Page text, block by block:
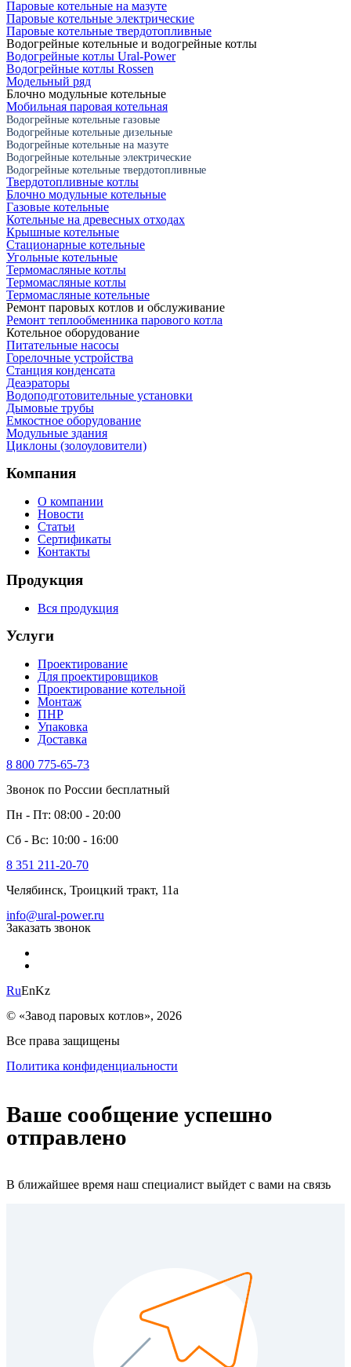
Паровые котельные на мазуте
Паровые котельные электрические
Паровые котельные твердотопливные
Водогрейные котельные и водогрейные котлы
Водогрейные котлы Ural-Power
Водогрейные котлы Rossen
Модельный ряд
Блочно модульные котельные
Мобильная паровая котельная
Водогрейные котельные газовые
Водогрейные котельные дизельные
Водогрейные котельные на мазуте
Водогрейные котельные электрические
Водогрейные котельные твердотопливные
Твердотопливные котлы
Блочно модульные котельные
Газовые котельные
Котельные на древесных отходах
Крышные котельные
Стационарные котельные
Угольные котельные
Термомасляные котлы
Термомасляные котлы
Термомасляные котельные
Ремонт паровых котлов и обслуживание
Ремонт теплообменника парового котла
Котельное оборудование
Питательные насосы
Горелочные устройства
Станция конденсата
Деаэраторы
Водоподготовительные установки
Дымовые трубы
Емкостное оборудование
Mодульные здания
Циклоны (золоуловители)
Компания
О компании
Новости
Статьи
Сертификаты
Контакты
Продукция
Вся продукция
Услуги
Проектирование
Для проектировщиков
Проектирование котельной
Монтаж
ПНР
Упаковка
Доставка
8 800 775-65-73
Звонок по России бесплатный
Пн - Пт: 08:00 - 20:00
Сб - Вс: 10:00 - 16:00
8 351 211-20-70
Челябинск, Троицкий тракт, 11а
info@ural-power.ru
Заказать звонок
RuEnKz
© «Завод паровых котлов», 2026
Все права защищены
Политика конфиденциальности
Ваше сообщение успешно
отправлено
В ближайшее время наш специалист выйдет с вами на связь